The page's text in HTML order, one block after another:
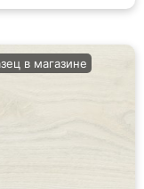
в магазине